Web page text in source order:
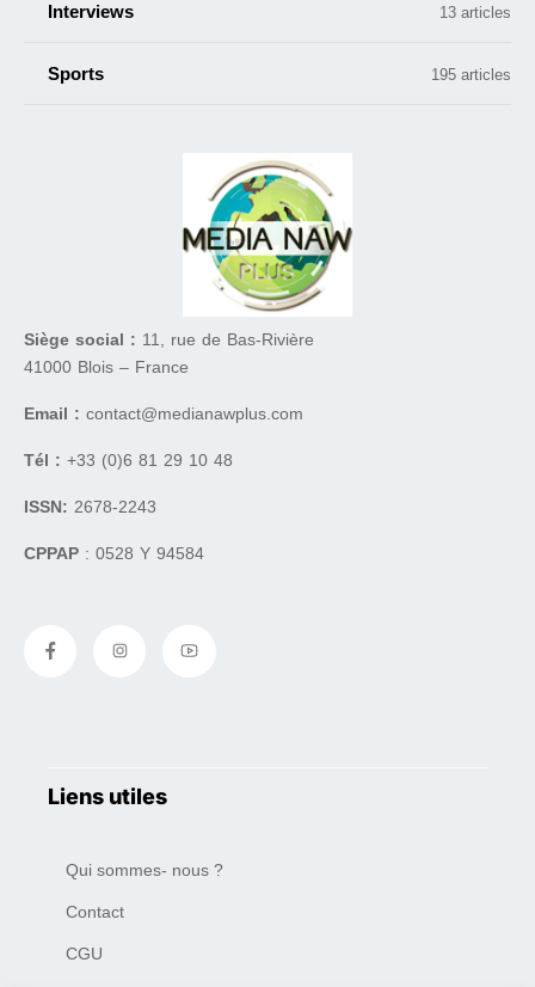
Interviews 13 articles
Sports 195 articles
Siège social : 11, rue de Bas-Rivière
41000 Blois – France
Email : contact@medianawplus.com
Tél : +33 (0)6 81 29 10 48
ISSN: 2678-2243
CPPAP : 0528 Y 94584
Liens utiles
Qui sommes- nous ?
Contact
CGU